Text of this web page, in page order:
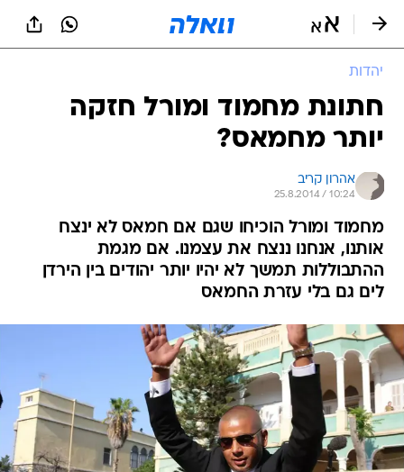
יהדות
חתונת מחמוד ומורל חזקה
יותר מחמאס?
אהרון קריב
25.8.2014 / 10:24
מחמוד ומורל הוכיחו שגם אם חמאס לא ינצח
אותנו, אנחנו ננצח את עצמנו. אם מגמת
ההתבוללות תמשך לא יהיו יותר יהודים בין הירדן
לים גם בלי עזרת החמאס